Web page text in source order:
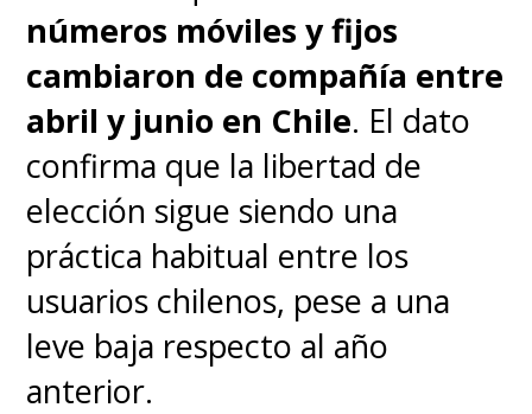
números móviles y fijos
cambiaron de compañía entre
abril y junio en Chile. El dato
confirma que la libertad de
elección sigue siendo una
práctica habitual entre los
usuarios chilenos, pese a una
leve baja respecto al año
anterior.